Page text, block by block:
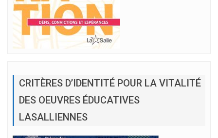
CRITÈRES D’IDENTITÉ POUR LA VITALITÉ
DES OEUVRES ÉDUCATIVES
LASALLIENNES